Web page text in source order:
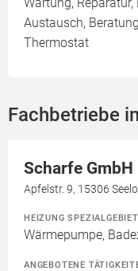
Austausch,
Thermostat
Fachbetriebe
Scharfe GmbH
Apfelstr. 9, 15306
HEIZUNG
Wärmepumpe,
ANGEBOTENE